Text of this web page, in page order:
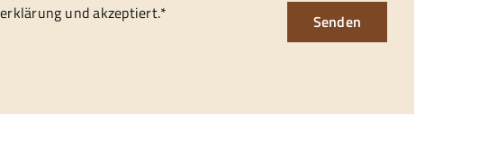
und akzeptiert.* Senden